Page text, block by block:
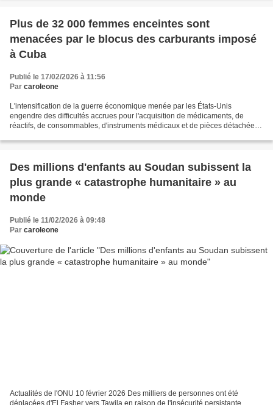
Plus de 32 000 femmes enceintes sont
menacées par le blocus des carburants imposé
à Cuba
Publié le 17/02/2026 à 11:56
Par caroleone
L'intensification de la guerre économique menée par les États-Unis
engendre des difficultés accrues pour l'acquisition de médicaments, de
réactifs, de consommables, d'instruments médicaux et de pièces détachées
Des millions d'enfants au Soudan subissent la
plus grande « catastrophe humanitaire » au
monde
Publié le 11/02/2026 à 09:48
Par caroleone
Actualités de l'ONU 10 février 2026 Des milliers de personnes ont été
déplacées d'El Fasher vers Tawila en raison de l'insécurité persistante.